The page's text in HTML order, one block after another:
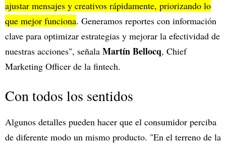
ajustar mensajes y creativos rápidamente, priorizando lo
que mejor funciona. Generamos reportes con información
clave para optimizar estrategias y mejorar la efectividad de
nuestras acciones", señala Martín Bellocq, Chief
Marketing Officer de la fintech.
Con todos los sentidos
Algunos detalles pueden hacer que el consumidor perciba
de diferente modo un mismo producto. "En el terreno de la